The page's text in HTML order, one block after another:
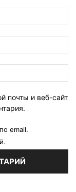
почты и веб-сайт
email.